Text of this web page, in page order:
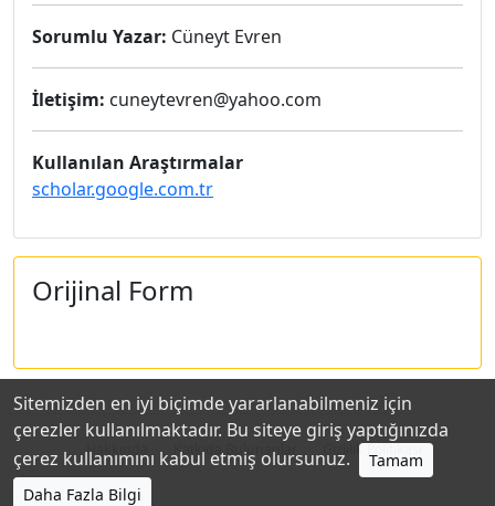
Sorumlu Yazar: Cüneyt Evren
İletişim: cuneytevren@yahoo.com
Kullanılan Araştırmalar
scholar.google.com.tr
Orijinal Form
Hakkında Katkıda Bulunanlar Gizlilik Politikası
Sitemizden en iyi biçimde yararlanabilmeniz için
çerezler kullanılmaktadır. Bu siteye giriş yaptığınızda
çerez kullanımını kabul etmiş olursunuz.
Tamam
Daha Fazla Bilgi